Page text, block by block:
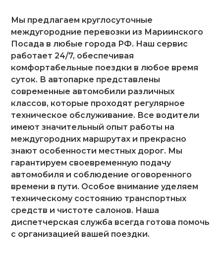
Мы предлагаем круглосуточные
междугородние перевозки из Мариинского
Посада в любые города РФ. Наш сервис
работает 24/7, обеспечивая
комфортабельные поездки в любое время
суток. В автопарке представлены
современные автомобили различных
классов, которые проходят регулярное
техническое обслуживание. Все водители
имеют значительный опыт работы на
междугородних маршрутах и прекрасно
знают особенности местных дорог. Мы
гарантируем своевременную подачу
автомобиля и соблюдение оговоренного
времени в пути. Особое внимание уделяем
техническому состоянию транспортных
средств и чистоте салонов. Наша
диспетчерская служба всегда готова помочь
с организацией вашей поездки.